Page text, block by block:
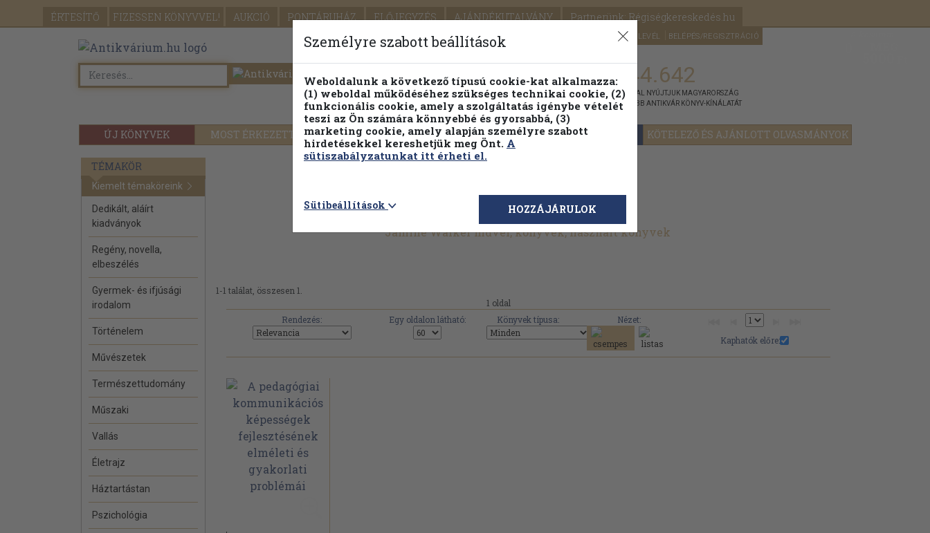
ÉRTESÍTŐ FIZESSEN KÖNYVVEL! AUKCIÓ PONTÁRUHÁZ ELŐJEGYZÉS AJÁNDÉKUTALVÁNY Partnerünk: Régiségkereskedés.hu
SEGÍTSÉG HÍRLEVÉL BELÉPÉS/REGISZTRÁCIÓ
ÚJ KÖNYVEK MOST ÉRKEZETT PILLANATNYI ÁRAINK FENNTARTHATÓ OLVASMÁNYOK KÖTELEZŐ ÉS AJÁNLOTT OLVASMÁNYOK
Részletes kereső Témaköri fa 1.144.642
KIADVÁNNYAL NYÚJTJUK MAGYARORSZÁG
LEGNAGYOBB ANTIKVÁR KÖNYV-KÍNÁLATÁT
TÉMAKÖR
Kiemelt témaköreink
Dedikált, aláírt
kiadványok
Regény, novella,
elbeszélés
Gyermek- és ifjúsági
irodalom
Történelem
Művészetek
Természettudomány
Műszaki
Vallás
Életrajz
Háztartástan
Pszichológia
Jamine Walker művei, könyvek, használt könyvek
1-1 találat, összesen 1.
1 oldal
Rendezés:
Egy oldalon látható: Könyvek típusa:
Nézet:
Kaphatók előre:
Személyre szabott beállítások
Weboldalunk a következő típusú cookie-kat alkalmazza:
(1) weboldal működéséhez szükséges technikai cookie, (2)
funkcionális cookie, amely a szolgáltatás igénybe vételét
teszi az Ön számára könnyebbé és gyorsabbá, (3)
marketing cookie, amely alapján személyre szabott
hirdetésekkel kereshetjük meg Önt. A
sütiszabályzatunkat itt érheti el.
Sütibeállítások HOZZÁJÁRULOK